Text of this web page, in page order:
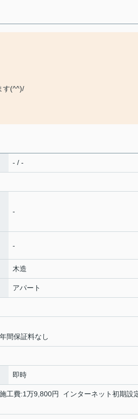
す(^^)/
- / -
-
-
木造
アパート
間保証料なし
即時
工費:1万9,800円 インターネット初期設